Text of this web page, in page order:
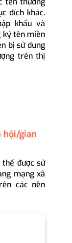
đích khác.
khẩu và
ký tên miền
bị sử dụng
trên thị
hội/gian
được sử
mạng xã
các nền